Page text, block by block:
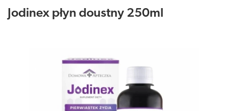
Jodinex płyn doustny 250ml